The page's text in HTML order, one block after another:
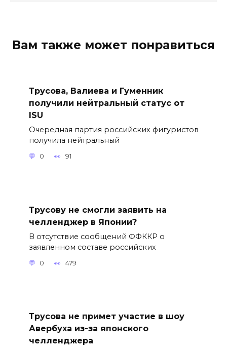
Вам также может понравиться
Трусова, Валиева и Гуменник
получили нейтральный статус от
ISU
Очередная партия российских фигуристов
получила нейтральный
0 91
Трусову не смогли заявить на
челленджер в Японии?
В отсутствие сообщений ФФККР о
заявленном составе российских
0 479
Трусова не примет участие в шоу
Авербуха из-за японского
челленджера